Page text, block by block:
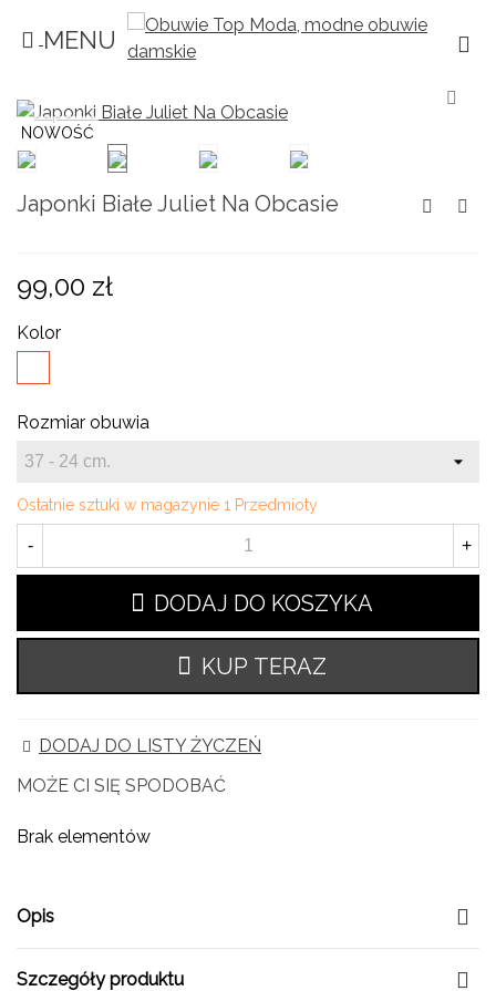
add_circle_outlineCreate new list
((label))
Musisz być zalogowany by zapisać produkty
na swojej liście życzeń.
MENU
NOWOŚĆ
Japonki Białe Juliet Na Obcasie
99,00 zł
Kolor
Rozmiar obuwia
Ostatnie sztuki w magazynie 1 Przedmioty
- +
DODAJ DO KOSZYKA
KUP TERAZ
DODAJ DO LISTY ŻYCZEŃ
MOŻE CI SIĘ SPODOBAĆ
Brak elementów
Opis
Szczegóły produktu